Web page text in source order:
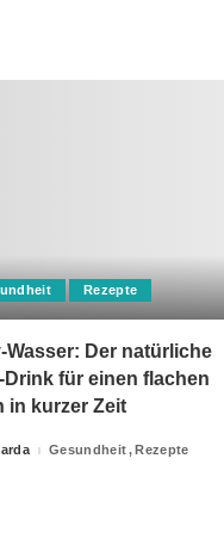
Rezepte
Wasser: Der natürliche
Drink für einen flachen
in kurzer Zeit
Gesundheit Rezepte